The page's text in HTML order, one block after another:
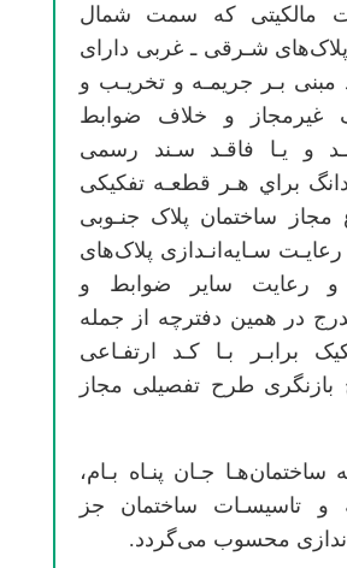
ﻣﺎلکیتی ﻛﻪ ﺳﻤﺖ ﺷﻤﺎل
ﭘﻼکﻫﺎی ﺷـﺮقی ـ ﻏﺮبی دارای
مبنی ﺑـﺮ ﺟﺮﻳﻤـﻪ و ﺗﺨﺮﻳـﺐ و
ﻏﻴﺮﻣﺠﺎز و ﺧﻼف ﺿﻮاﺑﻂ
و ﻳـﺎ ﻓﺎﻗـﺪ ﺳـﻨﺪ رسمی
ﺑﺮاي ﻫـﺮ ﻗﻄﻌـﻪ تفکیکی
ﻣﺠﺎز ﺳﺎﺧﺘﻤﺎن ﭘﻼک ﺟﻨـﻮبی
ﺳـﺎﻳﻪاﻧـﺪازی ﭘﻼکﻫﺎی
رﻋﺎﻳﺖ ﺳﺎﻳﺮ ﺿﻮاﺑﻂ و
در ﻫﻤﻴﻦ دﻓﺘﺮﭼﻪ از ﺟﻤﻠﻪ
ﺑﺮاﺑـﺮ ﺑـﺎ ﻛـﺪ ارﺗﻔـﺎعی
ﻃﺮح تفصیلی ﻣﺠﺎز
ﺳﺎﺧﺘﻤﺎنﻫـﺎ ﺟـﺎن ﭘﻨـﺎه ﺑـﺎم،
و ﺗﺎﺳﻴﺴـﺎت ﺳﺎﺧﺘﻤﺎن ﺟﺰ
اﻧﺪازی ﻣﺤﺴﻮب میﮔﺮدد.